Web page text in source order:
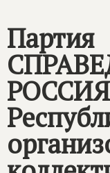
Партия